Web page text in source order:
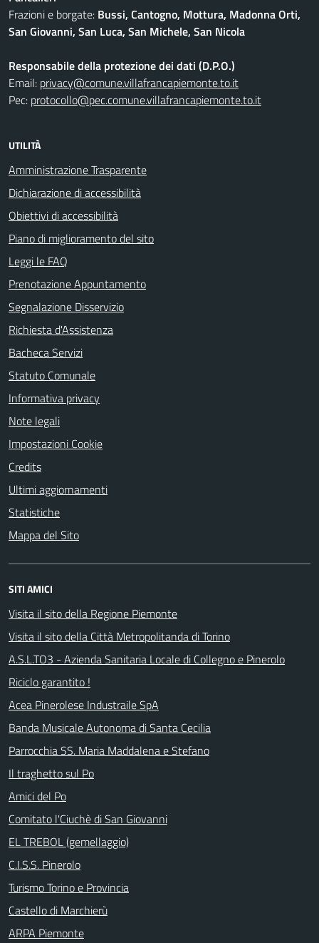
Frazioni e borgate: Bussi, Cantogno, Mottura, Madonna Orti,
San Giovanni, San Luca, San Michele, San Nicola
Responsabile della protezione dei dati (D.P.O.)
Email: privacy@comune.villafrancapiemonte.to.it
Pec: protocollo@pec.comune.villafrancapiemonte.to.it
UTILITÀ
Amministrazione Trasparente
Dichiarazione di accessibilità
Obiettivi di accessibilità
Piano di miglioramento del sito
Leggi le FAQ
Prenotazione Appuntamento
Segnalazione Disservizio
Richiesta d'Assistenza
Bacheca Servizi
Statuto Comunale
Informativa privacy
Note legali
Impostazioni Cookie
Credits
Ultimi aggiornamenti
Statistiche
Mappa del Sito
SITI AMICI
Visita il sito della Regione Piemonte
Visita il sito della Città Metropolitanda di Torino
A.S.L.TO3 - Azienda Sanitaria Locale di Collegno e Pinerolo
Riciclo garantito !
Acea Pinerolese Industraile SpA
Banda Musicale Autonoma di Santa Cecilia
Parrocchia SS. Maria Maddalena e Stefano
Il traghetto sul Po
Amici del Po
Comitato l'Ciuchè di San Giovanni
EL TREBOL (gemellaggio)
C.I.S.S. Pinerolo
Turismo Torino e Provincia
Castello di Marchierù
ARPA Piemonte